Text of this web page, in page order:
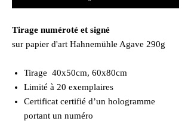
Tirage numéroté et signé
sur papier d'art Hahnemühle Agave 290g
Tirage 40x50cm, 60x80cm
Limité à 20 exemplaires
Certificat certifié d’un hologramme
portant un numéro